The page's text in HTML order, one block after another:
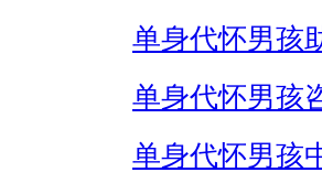
单身代怀男孩
单身代怀男孩
单身代怀男孩